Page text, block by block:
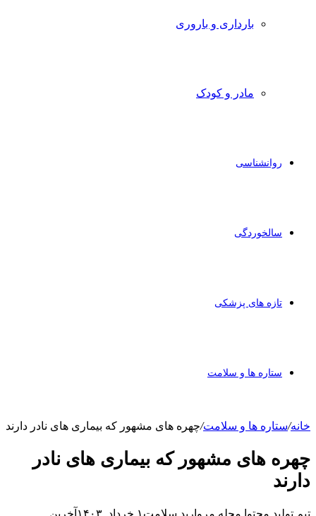
بارداری و باروری
مادر و کودک
روانشناسی
سالخوردگی
تازه های پزشکی
ستاره ها و سلامت
خانه/ستاره ها و سلامت/چهره های مشهور که بیماری های نادر دارند
چهره های مشهور که بیماری های نادر
دارند